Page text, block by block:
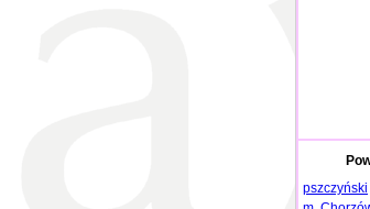
pszczyński